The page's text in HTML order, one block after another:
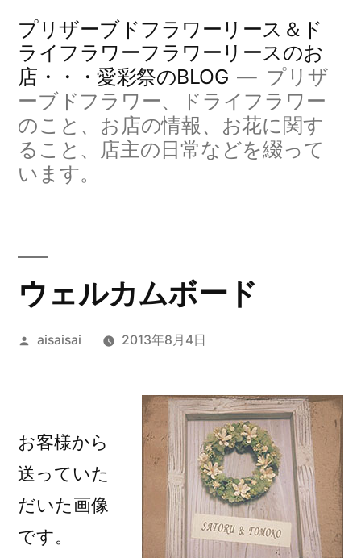
プリザーブドフラワーリース＆ド
ライフラワーフラワーリースのお
店・・・愛彩祭のBLOG
プリザ
ーブドフラワー、ドライフラワー
のこと、お店の情報、お花に関す
ること、店主の日常などを綴って
います。
ウェルカムボード
投
aisaisai 2013年8月4日
お客様から
送っていた
だいた画像
です。